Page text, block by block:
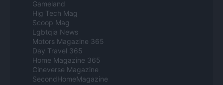
Gameland
Hig Tech Mag
Scoop Mag
Lgbtqia News
Motors Magazine 365
Day Travel 365
Home Magazine 365
Cineverse Magazine
SecondHomeMagazine